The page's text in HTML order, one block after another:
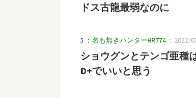
ドス古龍最弱なのに
5 ： 名も無きハンターHR774 ：2022/
ショウグンとテンゴ亜種
D+でいいと思う